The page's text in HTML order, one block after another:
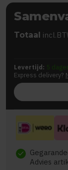
Totaal
Levertijd: 5
Express delivery?
check
Advies